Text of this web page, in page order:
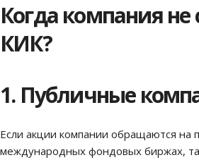
Когда компания не
КИК?
1. Публичные
Если акции компании обращаются на
международных фондовых биржах,